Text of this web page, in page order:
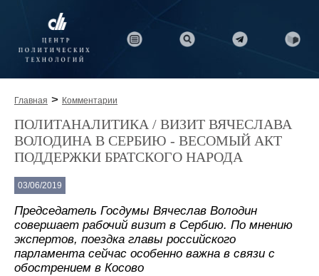
Главная > Комментарии
ПОЛИТАНАЛИТИКА / ВИЗИТ ВЯЧЕСЛАВА
ВОЛОДИНА В СЕРБИЮ - ВЕСОМЫЙ АКТ
ПОДДЕРЖКИ БРАТСКОГО НАРОДА
03/06/2019
Председатель Госдумы Вячеслав Володин
совершает рабочий визит в Сербию. По мнению
экспертов, поездка главы российского
парламента сейчас особенно важна в связи с
обострением в Косово